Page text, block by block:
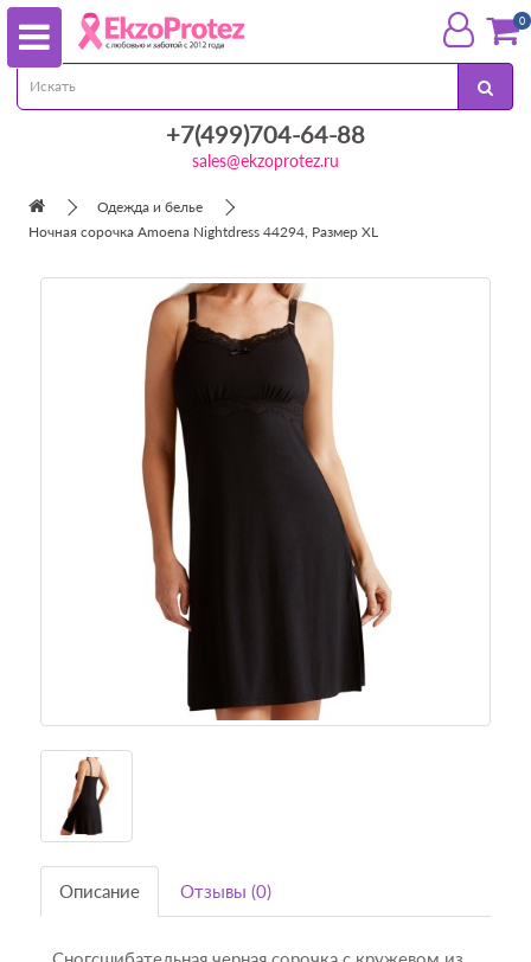
+7(499)704-64-88
sales@ekzoprotez.ru
0
Одежда и белье
Ночная сорочка Amoena Nightdress 44294, Размер XL
Описание Отзывы (0)